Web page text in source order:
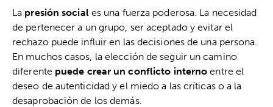
La presión sociales una fuerza poderosa. La necesidad
de pertenecer a un grupo, ser aceptado y evitar el
rechazo puede influir en las decisiones de una persona.
En muchos casos, la elección de seguir un camino
diferente puede crear un conflicto interno entre el
deseo de autenticidad y el miedo a las críticas o a la
desaprobación de los demás.